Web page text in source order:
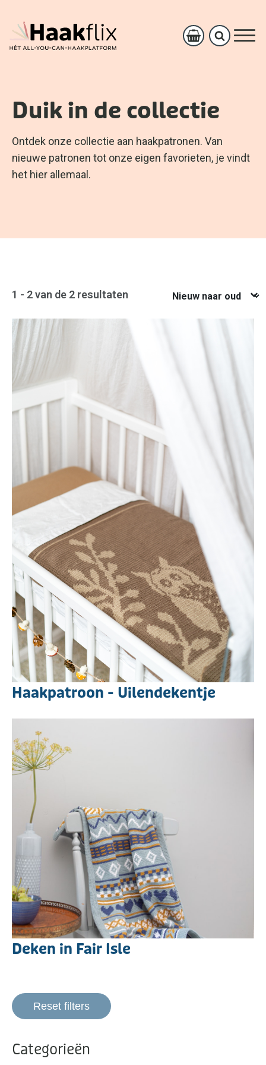
Duik in de collectie
Ontdek onze collectie aan haakpatronen. Van
nieuwe patronen tot onze eigen favorieten, je vindt
het hier allemaal.
Reset filters
Categorieën
1 - 2 van de 2 resultaten Nieuw naar oud
Haakpatroon - Uilendekentje
Deken in Fair Isle